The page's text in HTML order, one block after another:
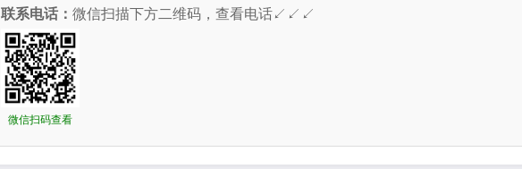
联系电话： 微信扫描下方二维码，查看电话↙↙↙
微信扫码查看